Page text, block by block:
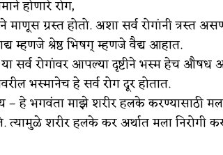
खंडू रांगणेकर क्रिकेट
कथा
– संयुक्त कुटुंब का गरजेचं? विशेष लेख
होणारे रोग,
ग्रस्त होतो. अशा सर्व रोगांनी त्रस्त
म्हणजे श्रेष्ठ भिषग् म्हणजे वैद्य आहात.
सर्व रोगांवर आपल्या दृष्टीने भस्म हेच औषध
भस्मानेच हे सर्व रोग दूर होतात.
– हे भगवंता माझे शरीर हलके करण्यासाठी
त्यामुळे शरीर हलके कर अर्थात मला